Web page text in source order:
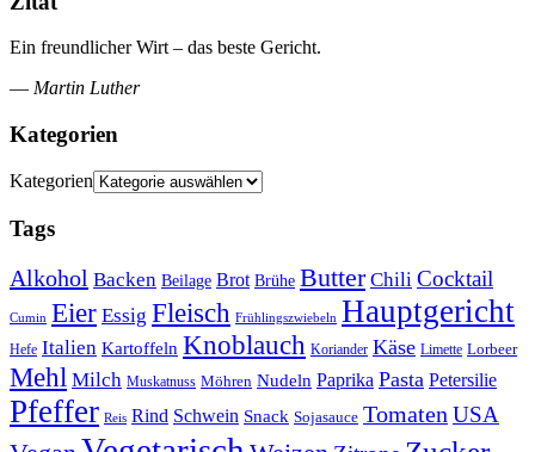
Ein freundlicher Wirt – das beste Gericht.
— Martin Luther
Kategorien
Kategorien
Tags
Alkohol Backen Beilage Brot Brühe Butter Chili Cocktail
Cumin Eier Essig Fleisch Frühlingszwiebeln Hauptgericht
Hefe Italien Kartoffeln Knoblauch Koriander Käse Limette Lorbeer
Mehl Milch Muskatnuss Möhren Nudeln Paprika Pasta Petersilie
Pfeffer Reis Rind Schwein Snack Sojasauce Tomaten USA